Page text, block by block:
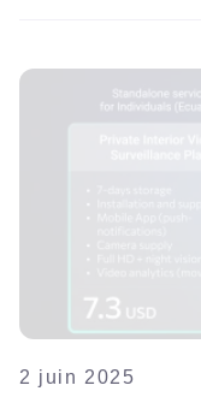
2 juin 2025